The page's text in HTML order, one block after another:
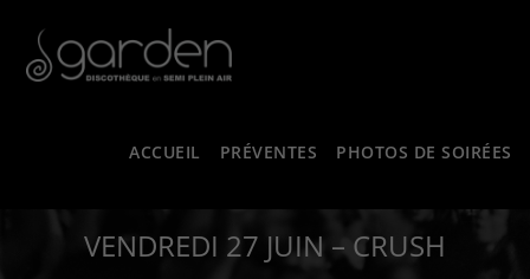
ACCUEIL PRÉVENTES PHOTOS DE SOIRÉES
VENDREDI 27 JUIN – CRUSH